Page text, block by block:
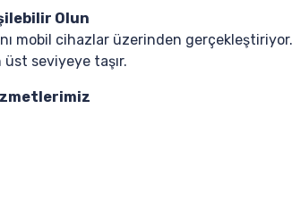
Olun
mobil cihazlar üzerinden gerçekleştiriyor.
üst seviyeye taşır.